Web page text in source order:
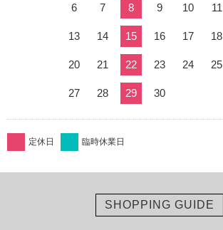
6 7 8 9 10 11
13 14 15 16 17 18
20 21 22 23 24 25
27 28 29 30
定休日 臨時休業日
SHOPPING GUIDE